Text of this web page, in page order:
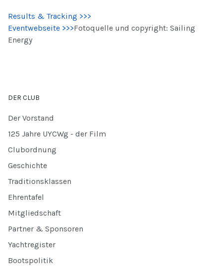
Results & Tracking >>>
Eventwebseite >>>Fotoquelle und copyright: Sailing
Energy
DER CLUB
Der Vorstand
125 Jahre UYCWg - der Film
Clubordnung
Geschichte
Traditionsklassen
Ehrentafel
Mitgliedschaft
Partner & Sponsoren
Yachtregister
Bootspolitik